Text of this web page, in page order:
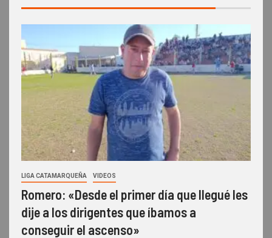
LIGA CATAMARQUEÑA VIDEOS
Romero: «Desde el primer día que llegué les
dije a los dirigentes que íbamos a
conseguir el ascenso»